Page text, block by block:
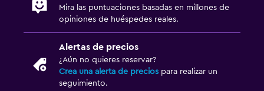
Mira las puntuaciones basadas en millones de
opiniones de huéspedes reales.
Alertas de precios
¿Aún no quieres reservar?
Crea una alerta de precios para realizar un
seguimiento.